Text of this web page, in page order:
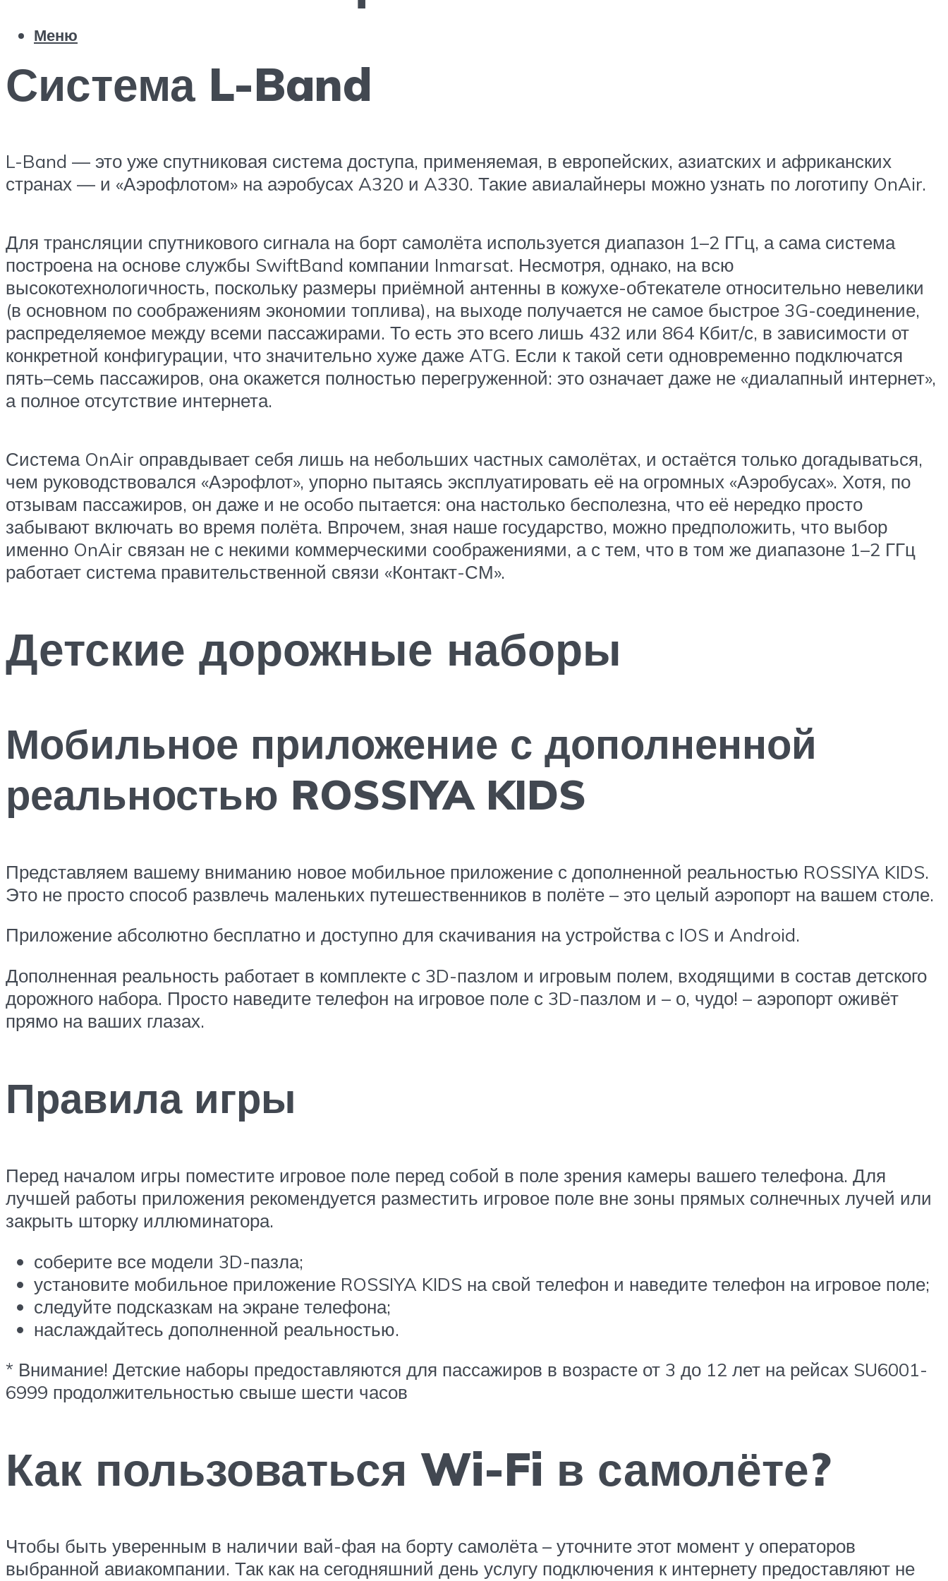
Меню
Система L-Band
L-Band — это уже спутниковая система доступа, применяемая, в европейских, азиатских и африканских
странах — и «Аэрофлотом» на аэробусах A320 и A330. Такие авиалайнеры можно узнать по логотипу OnAir.
Для трансляции спутникового сигнала на борт самолёта используется диапазон 1–2 ГГц, а сама система
построена на основе службы SwiftBand компании Inmarsat. Несмотря, однако, на всю
высокотехнологичность, поскольку размеры приёмной антенны в кожухе-обтекателе относительно невелики
(в основном по соображениям экономии топлива), на выходе получается не самое быстрое 3G-соединение,
распределяемое между всеми пассажирами. То есть это всего лишь 432 или 864 Кбит/с, в зависимости от
конкретной конфигурации, что значительно хуже даже ATG. Если к такой сети одновременно подключатся
пять–семь пассажиров, она окажется полностью перегруженной: это означает даже не «диалапный интернет»,
а полное отсутствие интернета.
Система OnAir оправдывает себя лишь на небольших частных самолётах, и остаётся только догадываться,
чем руководствовался «Аэрофлот», упорно пытаясь эксплуатировать её на огромных «Аэробусах». Хотя, по
отзывам пассажиров, он даже и не особо пытается: она настолько бесполезна, что её нередко просто
забывают включать во время полёта. Впрочем, зная наше государство, можно предположить, что выбор
именно OnAir связан не с некими коммерческими соображениями, а с тем, что в том же диапазоне 1–2 ГГц
работает система правительственной связи «Контакт-СМ».
Детские дорожные наборы
Мобильное приложение с дополненной
реальностью ROSSIYA KIDS
Представляем вашему вниманию новое мобильное приложение с дополненной реальностью ROSSIYA KIDS.
Это не просто способ развлечь маленьких путешественников в полёте – это целый аэропорт на вашем столе.
Приложение абсолютно бесплатно и доступно для скачивания на устройства с IOS и Android.
Дополненная реальность работает в комплекте с 3D-пазлом и игровым полем, входящими в состав детского
дорожного набора. Просто наведите телефон на игровое поле с 3D-пазлом и – о, чудо! – аэропорт оживёт
прямо на ваших глазах.
Правила игры
Перед началом игры поместите игровое поле перед собой в поле зрения камеры вашего телефона. Для
лучшей работы приложения рекомендуется разместить игровое поле вне зоны прямых солнечных лучей или
закрыть шторку иллюминатора.
соберите все модели 3D-пазла;
установите мобильное приложение ROSSIYA KIDS на свой телефон и наведите телефон на игровое поле;
следуйте подсказкам на экране телефона;
наслаждайтесь дополненной реальностью.
* Внимание! Детские наборы предоставляются для пассажиров в возрасте от 3 до 12 лет на рейсах SU6001-
6999 продолжительностью свыше шести часов
Как пользоваться Wi-Fi в самолёте?
Чтобы быть уверенным в наличии вай-фая на борту самолёта – уточните этот момент у операторов
выбранной авиакомпании. Так как на сегодняшний день услугу подключения к интернету предоставляют не